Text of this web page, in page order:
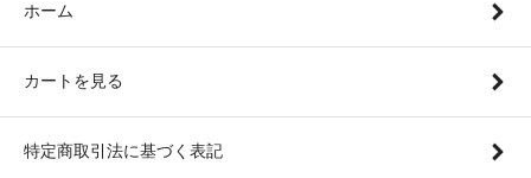
ホーム
カートを見る
特定商取引法に基づく表記